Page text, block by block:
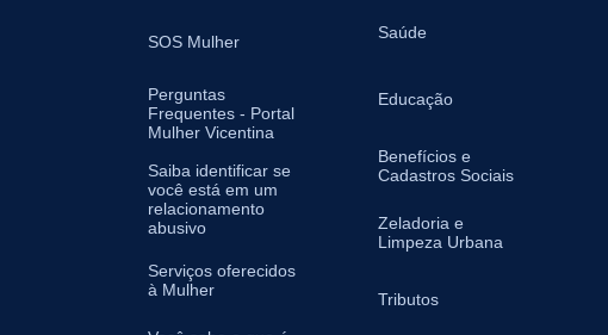
SOS Mulher
Perguntas
Frequentes - Portal
Mulher Vicentina
Saiba identificar se
você está em um
relacionamento
abusivo
Serviços oferecidos
à Mulher
Saúde
Educação
Benefícios e
Cadastros Sociais
Zeladoria e
Limpeza Urbana
Tributos